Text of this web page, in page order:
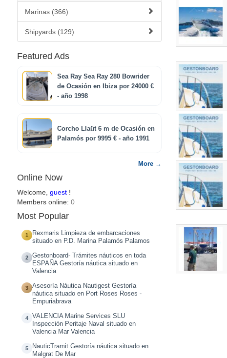
Marinas (366)
Shipyards (129)
Featured Ads
Sea Ray Sea Ray 280 Bowrider
de Ocasión en Ibiza por 24000 €
- año 1998
Corcho Llaüt 6 m de Ocasión en
Palamós por 9995 € - año 1991
More →
Online Now
Welcome, guest !
Members online: 0
Most Popular
1
Rexmaris Limpieza de embarcaciones
situado en P.D. Marina Palamós Palamos
2
Gestonboard- Trámites náuticos en toda
ESPAÑA Gestoría náutica situado en
Valencia
3
Asesoría Náutica Nautigest Gestoría
náutica situado en Port Roses Roses -
Empuriabrava
4
VALENCIA Marine Services SLU
Inspección Peritaje Naval situado en
Valencia Mar Valencia
5
NauticTramit Gestoría náutica situado en
Malgrat De Mar